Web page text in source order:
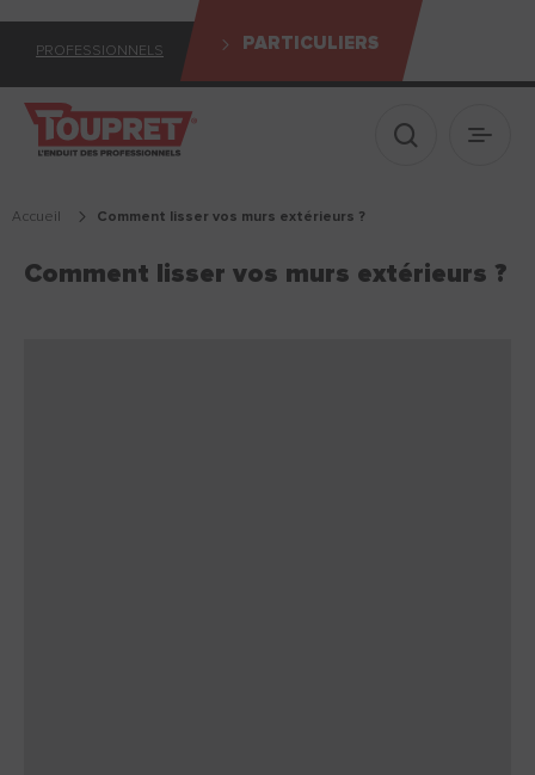
PROFESSIONNELS PARTICULIERS
Afficher le
Accueil comment lisser vos murs extérieurs ?
Comment lisser vos murs extérieurs ?